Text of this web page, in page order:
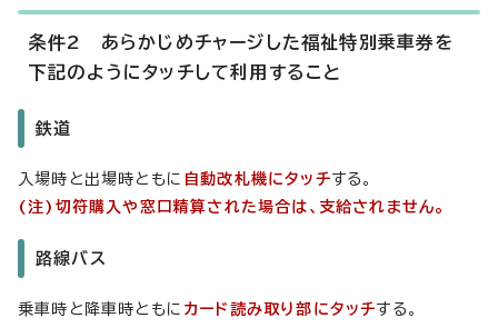
条件2 あらかじめチャージした福祉特別乗車券を
下記のようにタッチして利用すること
鉄道
入場時と出場時ともに 自動改札機にタッチする。
(注)切符購入や窓口精算された場合は、支給されません。
路線バス
乗車時と降車時ともに カード読み取り部にタッチする。